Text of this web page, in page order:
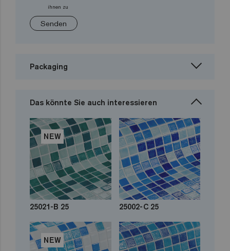
ihnen zu
Senden
Packaging
Das könnte Sie auch interessieren
NEW
25021-B 25 25002-C 25
NEW